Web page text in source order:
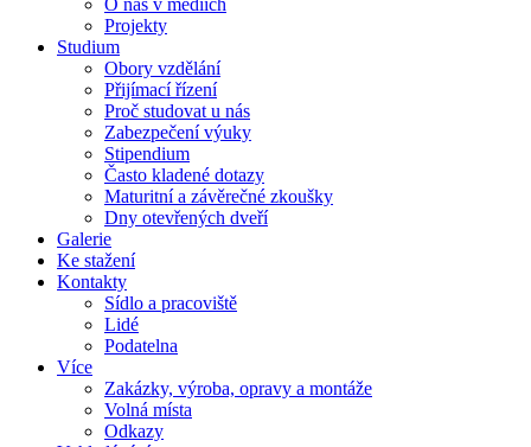
Projekty
Studium
Obory vzdělání
Přijímací řízení
Proč studovat u nás
Zabezpečení výuky
Stipendium
Často kladené dotazy
Maturitní a závěrečné zkoušky
Dny otevřených dveří
Galerie
Ke stažení
Kontakty
Sídlo a pracoviště
Lidé
Podatelna
Více
Zakázky, výroba, opravy a montáže
Volná místa
Odkazy